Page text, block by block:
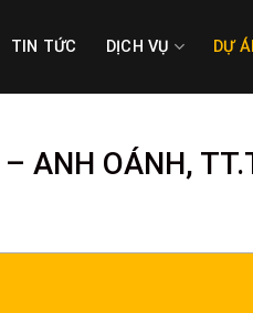
TIN TỨC DỊCH VỤ DỰ
ANH OÁNH,